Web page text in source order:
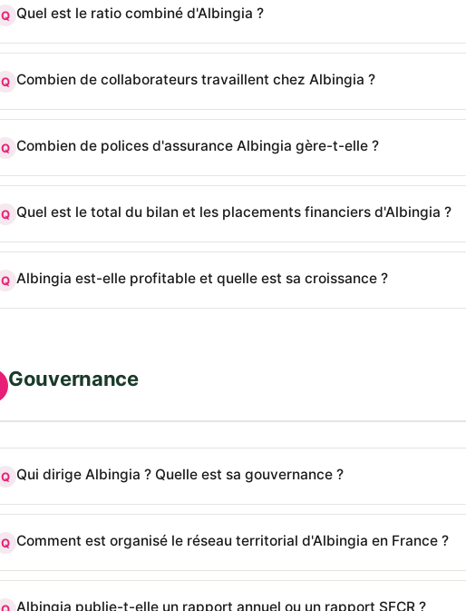
Q Quel est le ratio combiné d'Albingia ?
Q Combien de collaborateurs travaillent chez Albingia ?
Q Combien de polices d'assurance Albingia gère-t-elle ?
Q Quel est le total du bilan et les placements financiers d'Albingia ?
Q Albingia est-elle profitable et quelle est sa croissance ?
Gouvernance
Q Qui dirige Albingia ? Quelle est sa gouvernance ?
Q Comment est organisé le réseau territorial d'Albingia en France ?
Albingia publie-t-elle un rapport annuel ou un rapport SFCR ?